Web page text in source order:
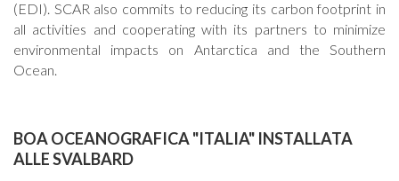
(EDI). SCAR also commits to reducing its carbon footprint in
all activities and cooperating with its partners to minimize
environmental impacts on Antarctica and the Southern
Ocean.
BOA OCEANOGRAFICA "ITALIA" INSTALLATA
ALLE SVALBARD